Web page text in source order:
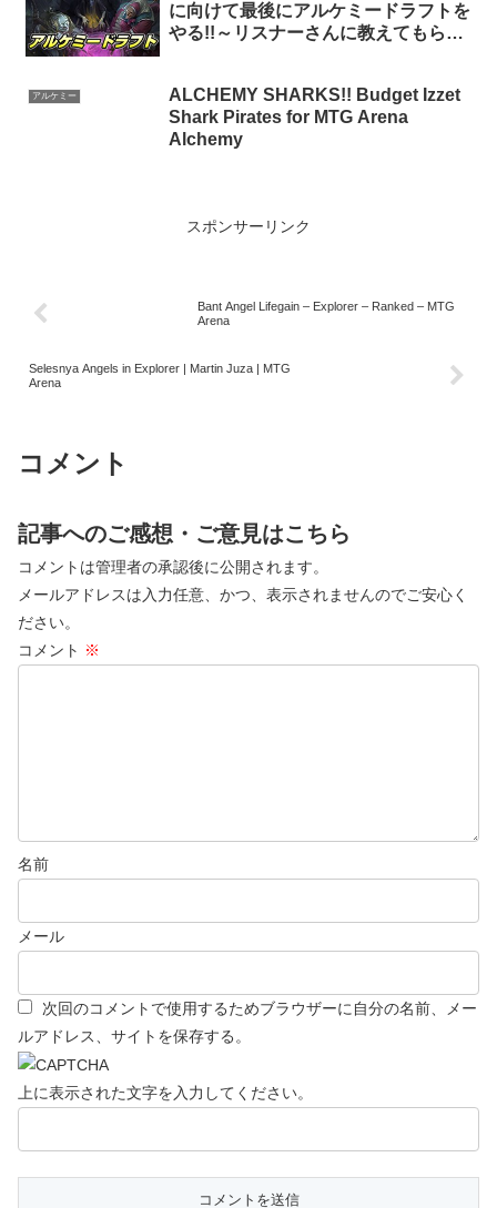
に向けて最後にアルケミードラフトを
やる!!～リスナーさんに教えてもらお
アルケミー
ALCHEMY SHARKS!! Budget Izzet
Shark Pirates for MTG Arena
Alchemy
スポンサーリンク
Bant Angel Lifegain – Explorer – Ranked – MTG
Arena
Selesnya Angels in Explorer | Martin Juza | MTG
Arena
コメント
記事へのご感想・ご意見はこちら
コメントは管理者の承認後に公開されます。
メールアドレスは入力任意、かつ、表示されませんのでご安心く
ださい。
コメント ※
名前
メール
次回のコメントで使用するためブラウザーに自分の名前、メー
ルアドレス、サイトを保存する。
上に表示された文字を入力してください。